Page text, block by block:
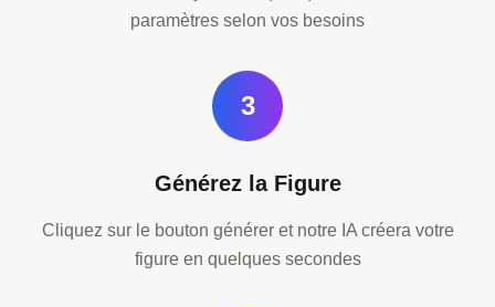
paramètres selon vos besoins
3
Générez la Figure
Cliquez sur le bouton générer et notre IA créera votre
figure en quelques secondes